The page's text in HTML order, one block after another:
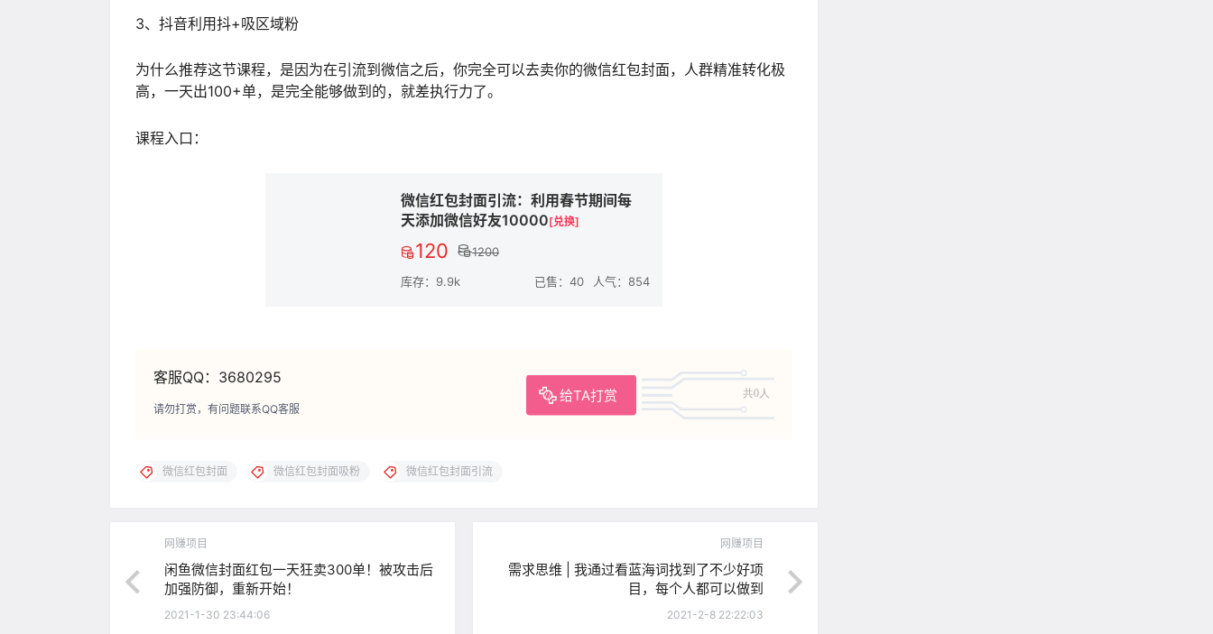
3、抖音利用抖+吸区域粉
为什么推荐这节课程，是因为在引流到微信之后，你完全可以去卖你的微信红包封面，人群精准转化极
高，一天出100+单，是完全能够做到的，就差执行力了。
课程入口：
微信红包封面引流：利用春节期间每
天添加微信好友10000[兑换]
120 1200
库存：9.9k 已售：40 人气：854
客服QQ：3680295
给TA打赏 共0人
请勿打赏，有问题联系QQ客服
微信红包封面 微信红包封面吸粉 微信红包封面引流
网赚项目
闲鱼微信封面红包一天狂卖300单！被攻击后
加强防御，重新开始！
2021-1-30 23:44:06
网赚项目
需求思维 | 我通过看蓝海词找到了不少好项
目，每个人都可以做到
2021-2-8 22:22:03